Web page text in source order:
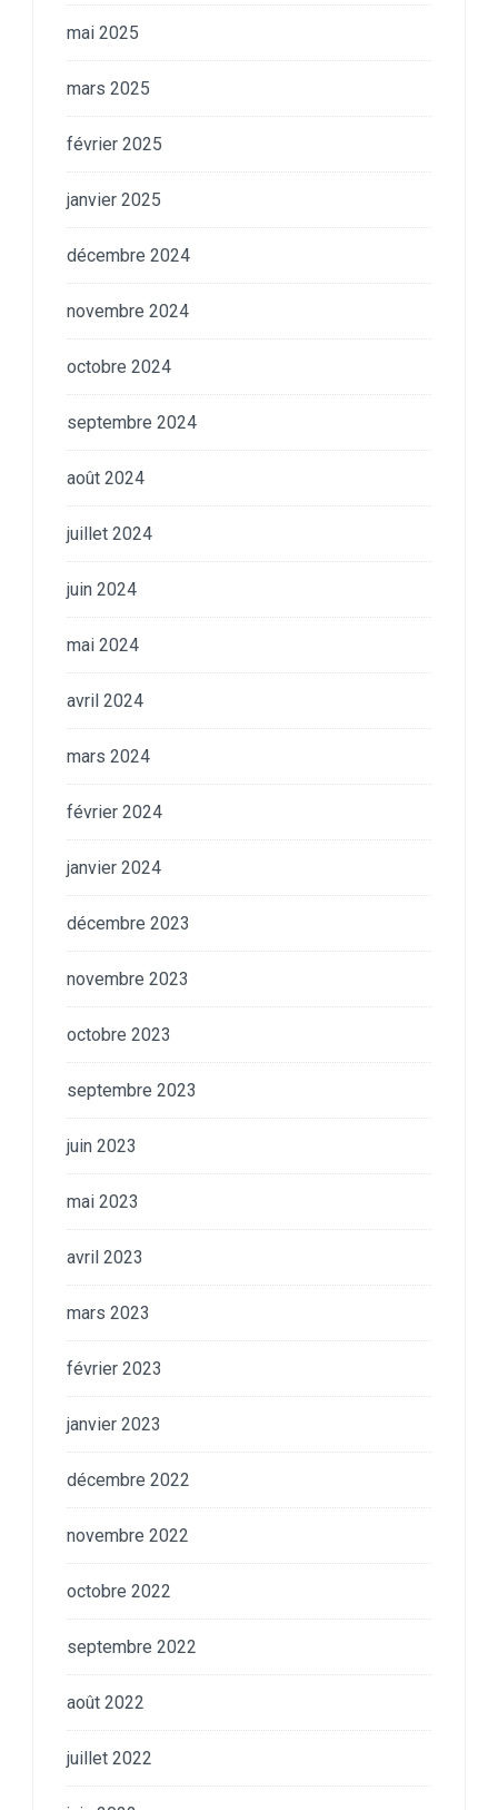
mai 2025
mars 2025
février 2025
janvier 2025
décembre 2024
novembre 2024
octobre 2024
septembre 2024
août 2024
juillet 2024
juin 2024
mai 2024
avril 2024
mars 2024
février 2024
janvier 2024
décembre 2023
novembre 2023
octobre 2023
septembre 2023
juin 2023
mai 2023
avril 2023
mars 2023
février 2023
janvier 2023
décembre 2022
novembre 2022
octobre 2022
septembre 2022
août 2022
juillet 2022